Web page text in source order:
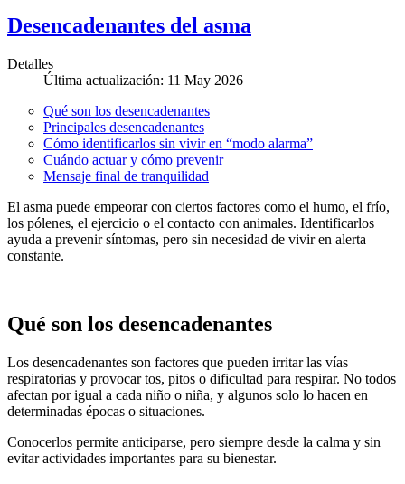
Desencadenantes del asma
Detalles
Última actualización: 11 May 2026
Qué son los desencadenantes
Principales desencadenantes
Cómo identificarlos sin vivir en “modo alarma”
Cuándo actuar y cómo prevenir
Mensaje final de tranquilidad
El asma puede empeorar con ciertos factores como el humo, el frío,
los pólenes, el ejercicio o el contacto con animales. Identificarlos
ayuda a prevenir síntomas, pero sin necesidad de vivir en alerta
constante.
Qué son los desencadenantes
Los desencadenantes son factores que pueden irritar las vías
respiratorias y provocar tos, pitos o dificultad para respirar. No todos
afectan por igual a cada niño o niña, y algunos solo lo hacen en
determinadas épocas o situaciones.
Conocerlos permite anticiparse, pero siempre desde la calma y sin
evitar actividades importantes para su bienestar.